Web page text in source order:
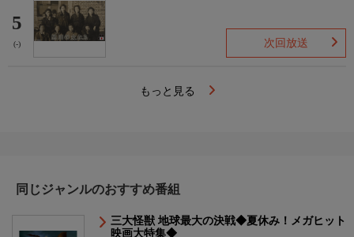
5
(-) 次回放送
もっと見る
同じジャンルのおすすめ番組
三大怪獣 地球最大の決戦◆夏休み！メガヒット
映画大特集◆